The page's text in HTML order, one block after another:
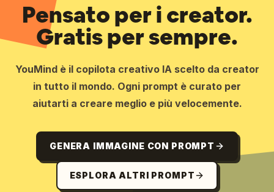
Pensato per i creator.
Gratis per sempre.
YouMind è il copilota creativo IA scelto da creator
in tutto il mondo. Ogni prompt è curato per
aiutarti a creare meglio e più velocemente.
GENERA IMMAGINE CON PROMPT
ESPLORA ALTRI PROMPT